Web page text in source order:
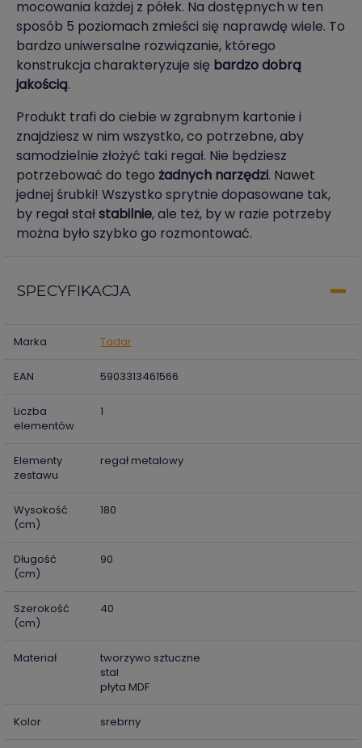
mocowania każdej z półek. Na dostępnych w ten
sposób 5 poziomach zmieści się naprawdę wiele. To
bardzo uniwersalne rozwiązanie, którego
konstrukcja charakteryzuje się bardzo dobrą
jakością.
Produkt trafi do ciebie w zgrabnym kartonie i
znajdziesz w nim wszystko, co potrzebne, aby
samodzielnie złożyć taki regał. Nie będziesz
potrzebować do tego żadnych narzędzi. Nawet
jednej śrubki! Wszystko sprytnie dopasowane tak,
by regał stałstabilnie, ale też, by w razie potrzeby
można było szybko go rozmontować.
SPECYFIKACJA
Marka Tadar
EAN 5903313461566
Liczba
elementów
1
Elementy
zestawu
regał metalowy
Wysokość
(cm)
180
Długość
(cm)
90
Szerokość
(cm)
40
Materiał
tworzywo sztuczne
stal
płyta MDF
Kolor srebrny